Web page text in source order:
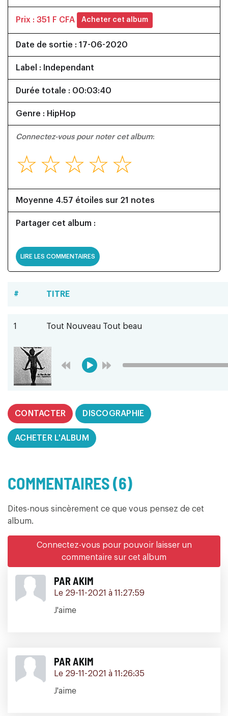
Prix : 351 F CFA Acheter cet album
Date de sortie : 17-06-2020
Label : Independant
Durée totale : 00:03:40
Genre : HipHop
Connectez-vous pour noter cet album:
☆
☆
☆
☆
☆
Moyenne 4.57 étoiles sur 21 notes
Partager cet album :
LIRE LES COMMENTAIRES
# TITRE
1 Tout Nouveau Tout beau
CONTACTER DISCOGRAPHIE
ACHETER L'ALBUM
COMMENTAIRES (6)
Dites-nous sincèrement ce que vous pensez de cet
album.
Connectez-vous pour pouvoir laisser un
commentaire sur cet album
PAR AKIM
Le 29-11-2021 à 11:27:59
J'aime
PAR AKIM
Le 29-11-2021 à 11:26:35
J'aime